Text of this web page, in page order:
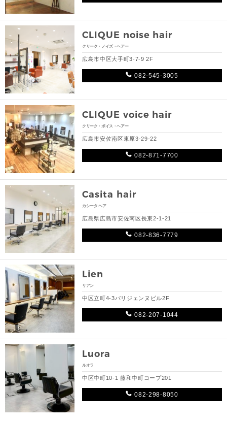
CLIQUE noise hair
クリーク・ノイズ・ヘアー
広島市中区大手町3-7-9 2F
082-545-3005
CLIQUE voice hair
クリーク・ボイス・ヘアー
広島市安佐南区東原3-29-22
082-871-7700
Casita hair
カシータ ヘア
広島県広島市安佐南区長束2-1-21
082-836-7779
Lien
リアン
中区立町4-3パリジェンヌビル2F
082-207-1044
Luora
ルオラ
中区中町10-1 藤和中町コープ201
082-298-8050